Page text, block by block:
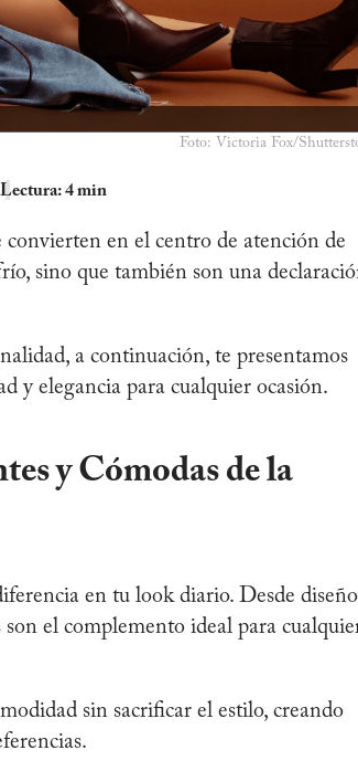
Foto: Victoria Fox/
Lectura: 4 min
convierten en el centro de atención de
sino que también son una
a continuación, te presentamos
y elegancia para cualquier ocasión.
y Cómodas de la
en tu look diario. Desde
son el complemento ideal para
sin sacrificar el estilo, creando